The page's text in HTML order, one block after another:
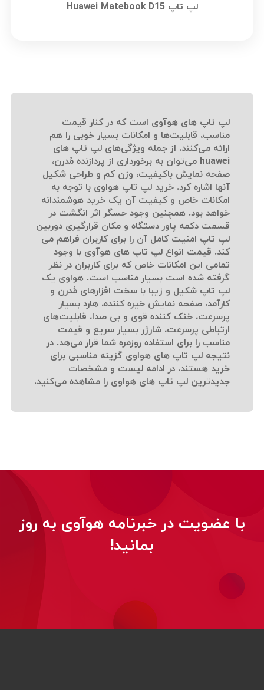
لپ تاپ Huawei Matebook D15
لپ تاپ های هوآوی است که در کنار قیمت
مناسب، قابلیت‌ها و امکانات بسیار خوبی را هم
ارائه می‌کنند. از جمله ویژگی‌های لپ تاپ های
huawei می‌توان به برخورداری از پردازنده مُدرن،
صفحه نمایش باکیفیت، وزن کم و طراحی شکیل
آنها اشاره کرد. خرید لپ تاپ هواوی با توجه به
امکانات خاص و کیفیت آن یک خرید هوشمندانه
خواهد بود. همچنین وجود حسگر اثر انگشت در
قسمت دکمه پاور دستگاه و مکان قرارگیری دوربین
لپ تاپ امنیت کامل آن را برای کاربران فراهم می
کند. قیمت انواع لپ تاپ های هوآوی با وجود
تمامی این امکانات خاص که برای کاربران در نظر
گرفته شده است بسیار مناسب است. هواوی یک
لپ تاپ شکیل و زیبا با سخت افزارهای مُدرن و
کارآمد، صفحه نمایش خیره کننده، هارد بسیار
پرسرعت، خنک کننده قوی و بی صدا، قابلیت‌های
ارتباطی پرسرعت، شارژر بسیار سریع و قیمت
مناسب را برای استفاده روزمره شما قرار می‌هد. در
نتیجه لپ تاپ های هواوی گزینه مناسبی برای
خرید هستند. در ادامه لیست و مشخصات
جدیدترین لپ تاپ های هواوی را مشاهده می‌کنید.
با عضویت در خبرنامه هوآوی به روز
بمانید!